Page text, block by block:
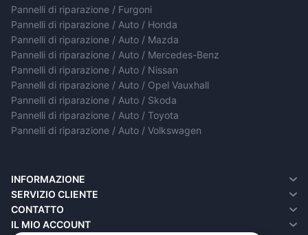
Pannelli di riparazione / Furgoni
Pannelli di riparazione / Auto / Honda
Pannelli di riparazione / Auto / Mazda
Pannelli di riparazione / Auto / Mercedes-Benz
Pannelli di riparazione / Auto / Nissan
Pannelli di riparazione / Auto / Opel Vauxhall
Pannelli di riparazione / Auto / Skoda
Pannelli di riparazione / Auto / Toyota
Pannelli di riparazione / Auto / Volkswagen
INFORMAZIONE
Chi siamo
Informazioni sulla consegna
Informativa sulla privacy
SERVIZIO CLIENTE
Contatto
Resi
CONTATTO
IL MIO ACCOUNT